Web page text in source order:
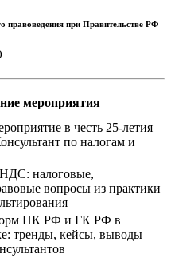
правоведения при Правительстве РФ
мероприятия
в честь 25-летия
по налогам и
налоговые,
вопросы из практики
НК РФ и ГК РФ в
тренды, кейсы, выводы